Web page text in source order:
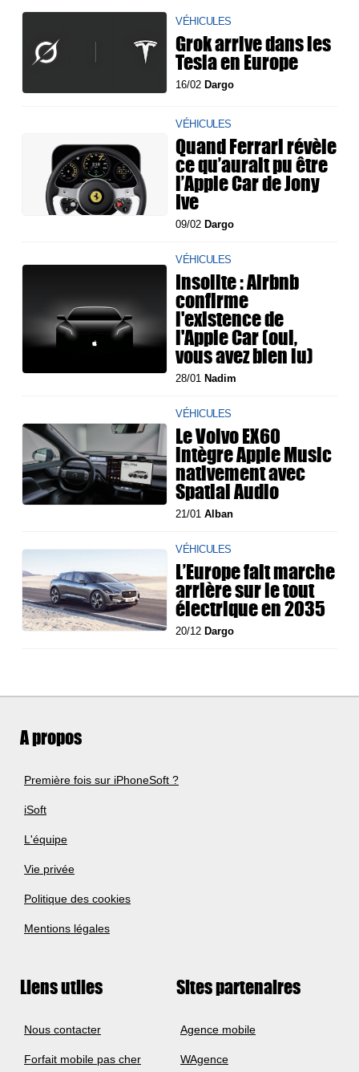
VÉHICULES
Grok arrive dans les
Tesla en Europe
16/02Dargo
VÉHICULES
Quand Ferrari révèle
ce qu’aurait pu être
l’Apple Car de Jony
Ive
09/02 Dargo
VÉHICULES
Insolite : Airbnb
confirme
l'existence de
l'Apple Car (oui,
vous avez bien lu)
28/01 Nadim
VÉHICULES
Le Volvo EX60
intègre Apple Music
nativement avec
Spatial Audio
21/01Alban
VÉHICULES
L’Europe fait marche
arrière sur le tout
électrique en 2035
20/12 Dargo
A propos
Première fois sur iPhoneSoft ?
iSoft
L'équipe
Vie privée
Politique des cookies
Mentions légales
Liens utiles
Nous contacter
Forfait mobile pas cher
Sites partenaires
Agence mobile
WAgence